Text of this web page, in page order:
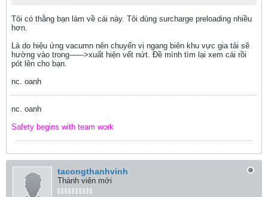
Tôi có thằng bạn làm về cái này. Tôi dùng surcharge preloading nhiều
hơn.
Là do hiệu ứng vacumn nên chuyển vị ngang biên khu vực gia tải sẽ
hường vào trong------>xuất hiện vết nứt. Đề mình tìm lại xem cái rồi
pót lên cho bạn.
nc. oanh
nc. oanh
Safety begins with team work
tacongthanhvinh
Thành viên mới